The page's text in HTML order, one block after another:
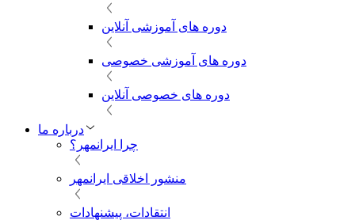
دوره های آموزشی آنلاین
دوره های آموزشی خصوصی
دوره های خصوصی آنلاین
درباره ما
چرا ایرانمهر؟
منشور اخلاقی ایرانمهر
انتقادات، پیشنهادات